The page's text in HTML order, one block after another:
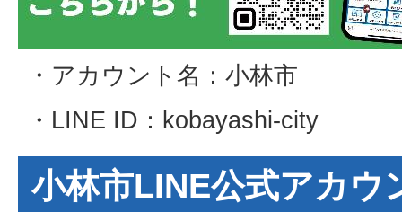
・アカウント名：小林市
・LINE ID：kobayashi-city
小林市LINE公式アカウ